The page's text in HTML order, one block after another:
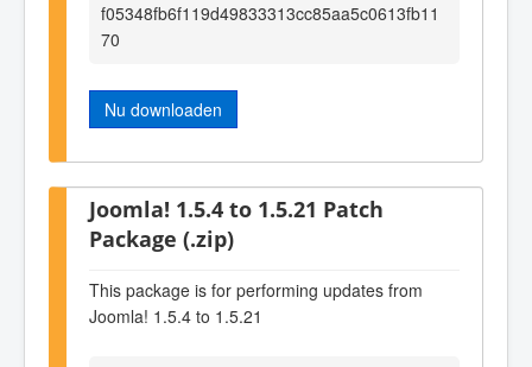
f05348fb6f119d49833313cc85aa5c0613fb11
70
Nu downloaden
Joomla! 1.5.4 to 1.5.21 Patch
Package (.zip)
This package is for performing updates from
Joomla! 1.5.4 to 1.5.21